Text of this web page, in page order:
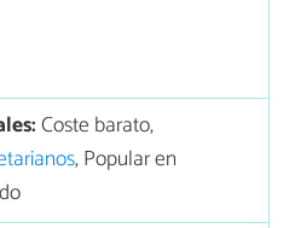
Coste barato,
, Popular en